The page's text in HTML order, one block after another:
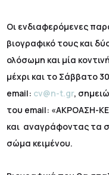
Οι ενδιαφερόμενες
βιογραφικό τους και
ολόσωμη και μία
μέχρι και το Σάββατο
email: cv@n-t.gr,
του email: «ΑΚΡΟΑΣΗ-
και αναγράφοντας τα
σώμα κειμένου.